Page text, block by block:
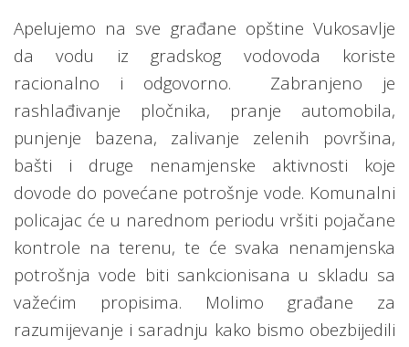
Apelujemo na sve građane opštine Vukosavlje
da vodu iz gradskog vodovoda koriste
racionalno i odgovorno.
Zabranjeno je
rashlađivanje pločnika, pranje automobila,
punjenje bazena, zalivanje zelenih površina,
bašti i druge nenamjenske aktivnosti koje
dovode do povećane potrošnje vode. Komunalni
policajac će u narednom periodu vršiti pojačane
kontrole na terenu, te će svaka nenamjenska
potrošnja vode biti sankcionisana u skladu sa
važećim propisima. Molimo građane za
razumijevanje i saradnju kako bismo obezbijedili